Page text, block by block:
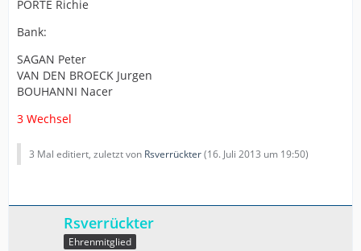
PORTE Richie
Bank:
SAGAN Peter
VAN DEN BROECK Jurgen
BOUHANNI Nacer
3 Wechsel
3 Mal editiert, zuletzt von Rsverrückter(16. Juli 2013 um 19:50)
Rsverrückter
Ehrenmitglied